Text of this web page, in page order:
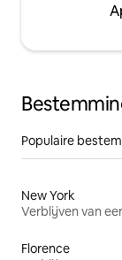
Populaire
New York
Verblijven van
Florence